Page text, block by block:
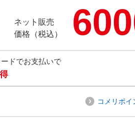
ネット販売
価格（税込）
ドでお支払いで
コメリポイ